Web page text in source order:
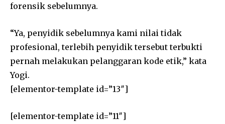
forensik sebelumnya.
“Ya, penyidik sebelumnya kami nilai tidak
profesional, terlebih penyidik tersebut terbukti
pernah melakukan pelanggaran kode etik,” kata
Yogi.
[elementor-template id=”13″]
[elementor-template id=”11″]